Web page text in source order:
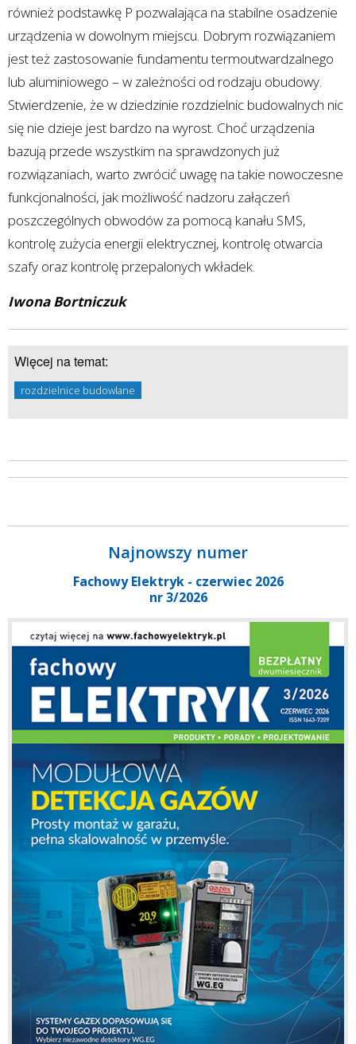
również podstawkę P pozwalająca na stabilne osadzenie
urządzenia w dowolnym miejscu. Dobrym rozwiązaniem
jest też zastosowanie fundamentu termoutwardzalnego
lub aluminiowego – w zależności od rodzaju obudowy.
Stwierdzenie, że w dziedzinie rozdzielnic budowalnych nic
się nie dzieje jest bardzo na wyrost. Choć urządzenia
bazują przede wszystkim na sprawdzonych już
rozwiązaniach, warto zwrócić uwagę na takie nowoczesne
funkcjonalności, jak możliwość nadzoru załączeń
poszczególnych obwodów za pomocą kanału SMS,
kontrolę zużycia energii elektrycznej, kontrolę otwarcia
szafy oraz kontrolę przepalonych wkładek.
Iwona Bortniczuk
Więcej na temat:
rozdzielnice budowlane
Najnowszy numer
Fachowy Elektryk - czerwiec 2026
nr 3/2026